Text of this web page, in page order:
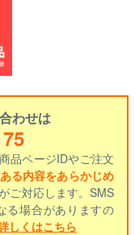
わせは
品ページIDやご注文
る内容をあらかじめ
ご対応します。SMS
る場合がありますの
しくはこちら